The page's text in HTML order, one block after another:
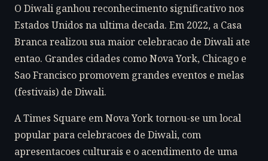
O Diwali ganhou reconhecimento significativo nos
Estados Unidos na ultima decada. Em 2022, a Casa
Branca realizou sua maior celebracao de Diwali ate
entao. Grandes cidades como Nova York, Chicago e
Sao Francisco promovem grandes eventos e melas
(festivais) de Diwali.
A Times Square em Nova York tornou-se um local
popular para celebracoes de Diwali, com
apresentacoes culturais e o acendimento de uma